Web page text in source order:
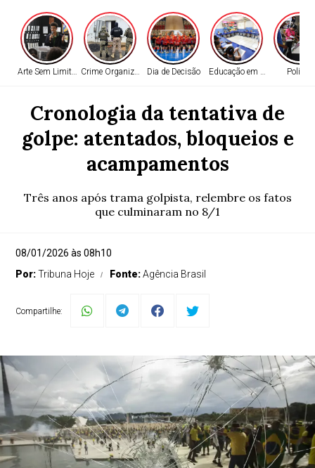
Edição
Arte Sem Limites Crime OrganizadoDia de Decisão Educação em Alta Política
Cronologia da tentativa de
golpe: atentados, bloqueios e
acampamentos
Três anos após trama golpista, relembre os fatos
que culminaram no 8/1
08/01/2026 às 08h10
Por:Tribuna Hoje Fonte:Agência Brasil
Compartilhe: